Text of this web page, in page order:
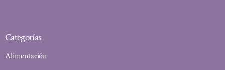
Categorías
Alimentación